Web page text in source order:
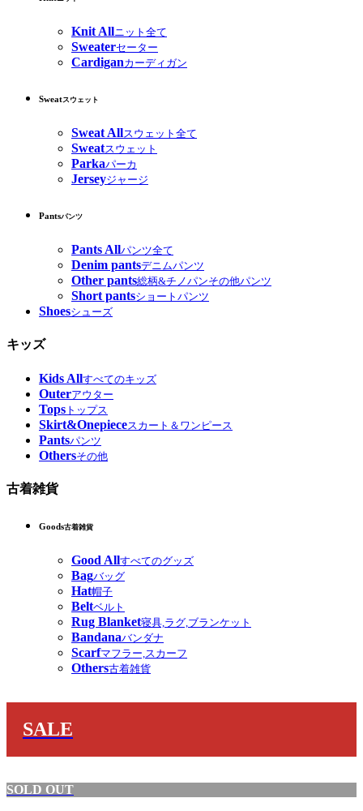
Knit Allニット全て
Sweaterセーター
Cardiganカーディガン
Sweatスウェット
Sweat Allスウェット全て
Sweatスウェット
Parkaパーカ
Jerseyジャージ
Pantsパンツ
Pants Allパンツ全て
Denim pantsデニムパンツ
Other pants総柄&チノパンその他パンツ
Short pantsショートパンツ
Shoesシューズ
キッズ
Kids Allすべてのキッズ
Outerアウター
Tops トップス
Skirt&Onepieceスカート＆ワンピース
Pantsパンツ
Othersその他
古着雑貨
Goods古着雑貨
Good Allすべてのグッズ
Bagバッグ
Hat帽子
Beltベルト
Rug Blanket寝具,ラグ,ブランケット
Bandanaバンダナ
Scarfマフラー,スカーフ
Others古着雑貨
SALE
SOLD OUT